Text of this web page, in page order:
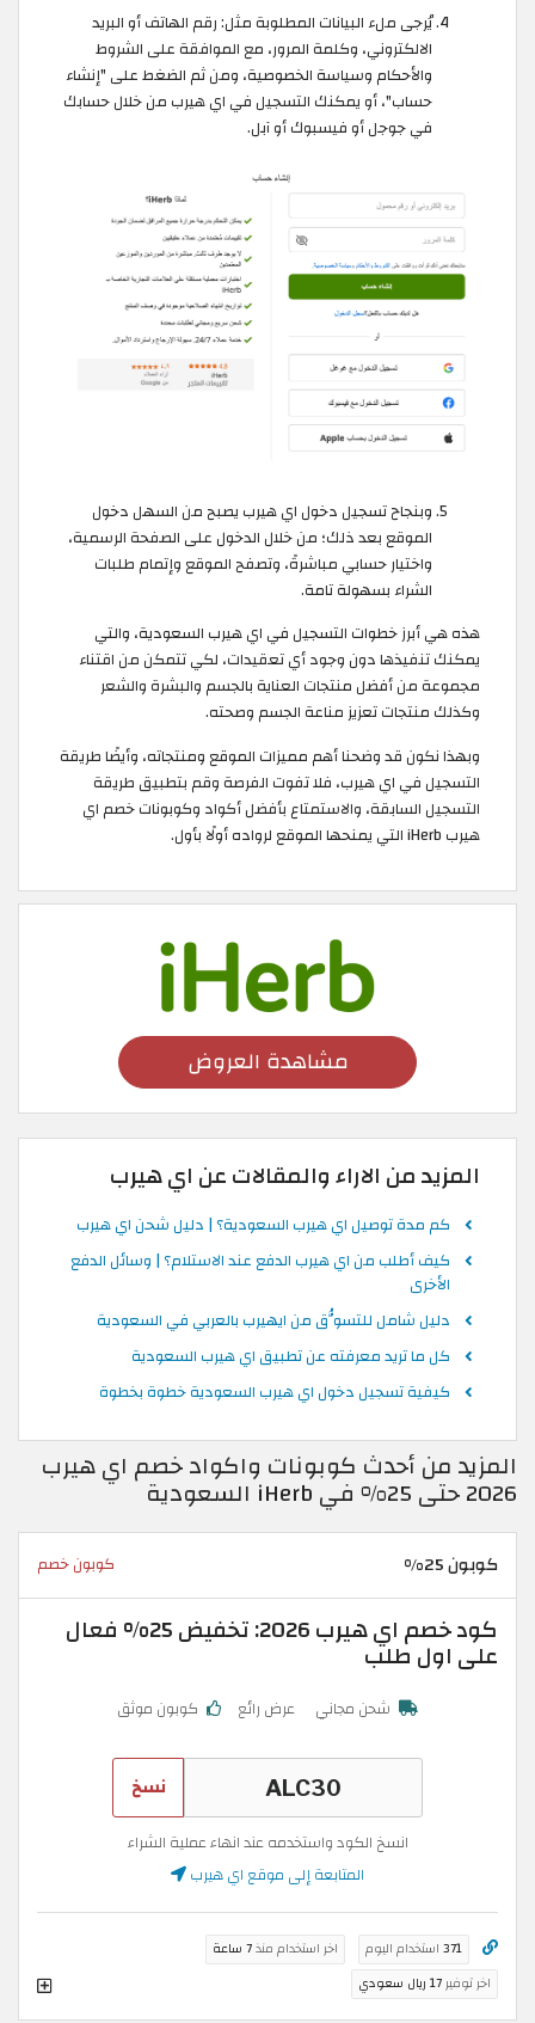
يُرجى ملء البيانات المطلوبة مثل: رقم الهاتف أو البريد
الالكتروني، وكلمة المرور، مع الموافقة على الشروط
والأحكام وسياسة الخصوصية، ومن ثم الضغط على "إنشاء
حساب"، أو يمكنك التسجيل في اي هيرب من خلال حسابك
في جوجل أو فيسبوك أو آبل.
وبنجاح تسجيل دخول اي هيرب يصبح من السهل دخول
الموقع بعد ذلك؛ من خلال الدخول على الصفحة الرسمية،
واختيار حسابي مباشرةً، وتصفح الموقع وإتمام طلبات
الشراء بسهولة تامة.
هذه هي أبرز خطوات التسجيل في اي هيرب السعودية، والتي
يمكنك تنفيذها دون وجود أي تعقيدات، لكي تتمكن من اقتناء
مجموعة من أفضل منتجات العناية بالجسم والبشرة والشعر
وكذلك منتجات تعزيز مناعة الجسم وصحته.
وبهذا نكون قد وضحنا أهم مميزات الموقع ومنتجاته، وأيضًا طريقة
التسجيل في اي هيرب، فلا تفوت الفرصة وقم بتطبيق طريقة
التسجيل السابقة، والاستمتاع بأفضل أكواد وكوبونات خصم اي
هيرب iHerb التي يمنحها الموقع لرواده أولًا بأول.
مشاهدة العروض
المزيد من الاراء والمقالات عن اي هيرب
كم مدة توصيل اي هيرب السعودية؟ | دليل شحن اي هيرب
كيف أطلب من اي هيرب الدفع عند الاستلام؟ | وسائل الدفع
الأخرى
دليل شامل للتسوُّق من ايهيرب بالعربي في السعودية
كل ما تريد معرفته عن تطبيق اي هيرب السعودية
كيفية تسجيل دخول اي هيرب السعودية خطوة بخطوة
المزيد من أحدث كوبونات واكواد خصم اي هيرب
2026 حتى 25% في iHerb السعودية
كوبون 25% كوبون خصم
كود خصم اي هيرب 2026: تخفيض 25% فعال
على اول طلب
شحن مجاني عرض رائع كوبون موثق
نسخ
انسخ الكود واستخدمه عند انهاء عملية الشراء
المتابعة إلى موقع اي هيرب
371 استخدام اليوم اخر استخدام منذ7 ساعة
اخر توفير17 ريال سعودي